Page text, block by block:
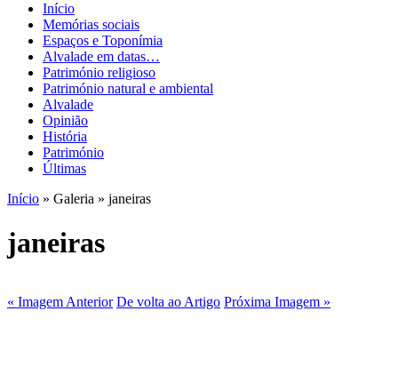
Início
Memórias sociais
Espaços e Toponímia
Alvalade em datas…
Património religioso
Património natural e ambiental
Alvalade
Opinião
História
Património
Últimas
Início » Galeria » janeiras
janeiras
« Imagem Anterior De volta ao Artigo Próxima Imagem »